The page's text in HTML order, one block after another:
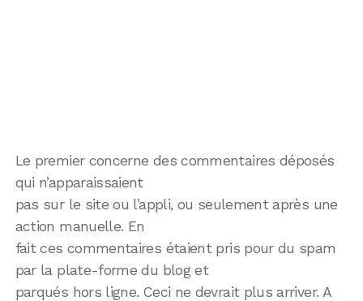
Le premier concerne des commentaires déposés
qui n’apparaissaient
pas sur le site ou l’appli, ou seulement après une
action manuelle. En
fait ces commentaires étaient pris pour du spam
par la plate-forme du blog et
parqués hors ligne. Ceci ne devrait plus arriver. A